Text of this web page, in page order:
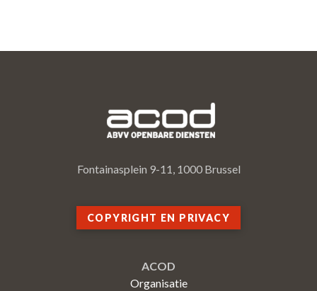
Fontainasplein 9-11, 1000 Brussel
COPYRIGHT EN PRIVACY
ACOD
Organisatie